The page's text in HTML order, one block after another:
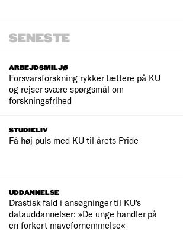
SENESTE
ARBEJDSMILJØ
Forsvarsforskning rykker tættere på KU
og rejser svære spørgsmål om
forskningsfrihed
STUDIELIV
Få høj puls med KU til årets Pride
UDDANNELSE
Drastisk fald i ansøgninger til KU's
datauddannelser: »De unge handler på
en forkert mavefornemmelse«